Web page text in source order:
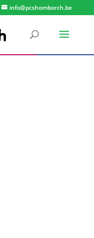
info@pcshomborch.be